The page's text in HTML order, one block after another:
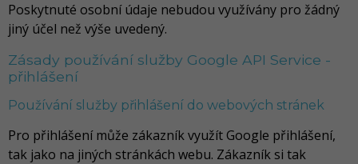
Poskytnuté osobní údaje nebudou využívány pro žádný
jiný účel než výše uvedený.
Zásady používání služby Google API Service -
přihlášení
Používání služby přihlášení do webových stránek
Pro přihlášení může zákazník využít Google přihlášení,
tak jako na jiných stránkách webu. Zákazník si tak